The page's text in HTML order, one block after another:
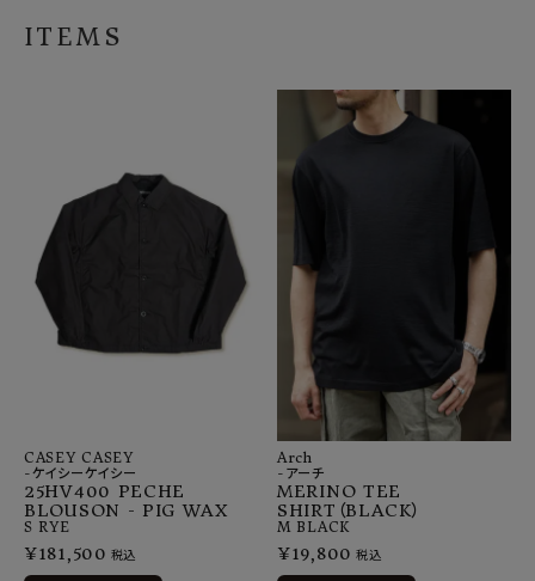
ITEMS
CASEY CASEY
-ケイシーケイシー
25HV400 PECHE
BLOUSON - PIG WAX
S RYE
¥181,500 税込
Arch
-アーチ
MERINO TEE
SHIRT（BLACK）
M BLACK
¥19,800 税込